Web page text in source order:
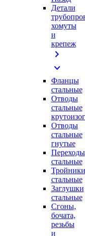
Детали
хомуты
и
крепеж
chevron_right
expand_more
Фланцы
стальные
Отводы
стальные
Отводы
стальные
гнутые
Переходы
стальные
Тройники
стальные
Заглушки
стальные
Сгоны,
бочата,
резьбы
и